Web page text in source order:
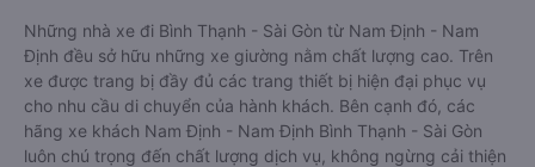
Những nhà xe đi Bình Thạnh - Sài Gòn từ Nam Định - Nam
Định đều sở hữu những xe giường nằm chất lượng cao. Trên
xe được trang bị đầy đủ các trang thiết bị hiện đại phục vụ
cho nhu cầu di chuyển của hành khách. Bên cạnh đó, các
hãng xe khách Nam Định - Nam Định Bình Thạnh - Sài Gòn
luôn chú trọng đến chất lượng dịch vụ, không ngừng cải thiện